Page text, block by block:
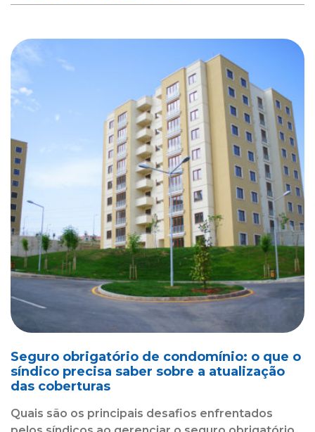
Seguro obrigatório de condomínio: o que o
síndico precisa saber sobre a atualização
das coberturas
Quais são os principais desafios enfrentados